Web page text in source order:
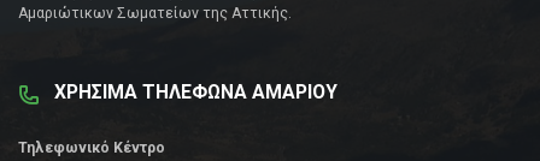
Αμαριώτικων Σωματείων της Αττικής.
ΧΡΗΣΙΜΑ ΤΗΛΕΦΩΝΑ ΑΜΑΡΙΟΥ
Τηλεφωνικό Κέντρο